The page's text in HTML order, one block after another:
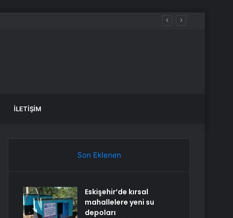
İLETIŞIM
Son Eklenen
Eskişehir’de kırsal
mahallelere yeni su
depoları